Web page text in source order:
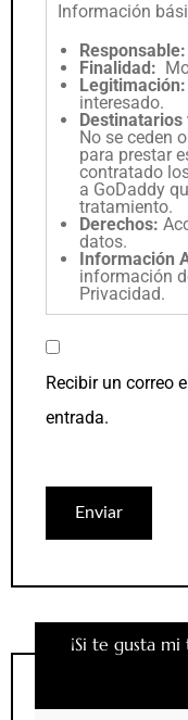
Información
Responsable:
Finalidad:
Legitimación:
interesado.
No se ceden
para prestar
contratado
a GoDaddy
tratamiento.
Derechos:
datos.
Información
información
Privacidad.
Recibir un correo
entrada.
¡Si te gusta